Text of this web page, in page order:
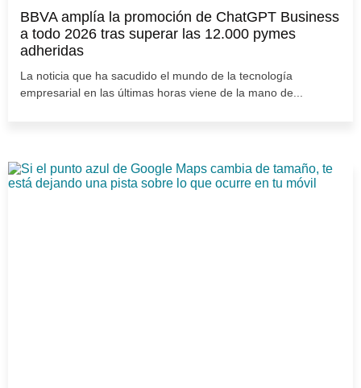
BBVA amplía la promoción de ChatGPT Business
a todo 2026 tras superar las 12.000 pymes
adheridas
La noticia que ha sacudido el mundo de la tecnología
empresarial en las últimas horas viene de la mano de...